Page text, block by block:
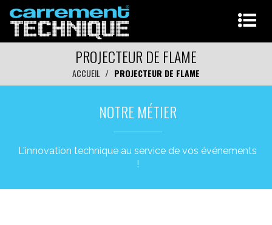
PROJECTEUR DE FLAME
ACCUEIL PROJECTEUR DE FLAME
NOTRE MÉTIER
L'innovation technique au service de vos événements
!